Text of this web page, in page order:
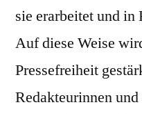
sie erarbeitet und in
Auf diese Weise
Pressefreiheit
Redakteurinnen